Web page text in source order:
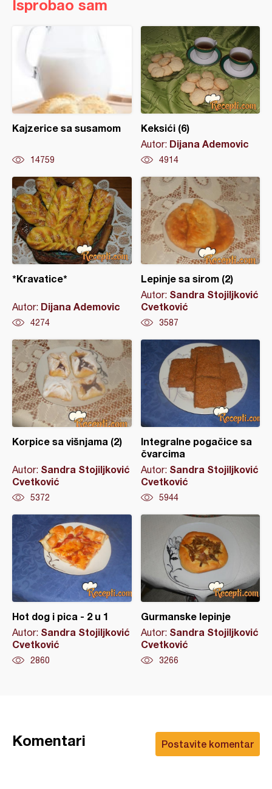
Isprobao sam
Kajzerice sa susamom
14759
Keksići (6)
Autor: Dijana Ademovic
4914
*Kravatice*
Autor: Dijana Ademovic
4274
Lepinje sa sirom (2)
Autor: Sandra Stojiljković
Cvetković
3587
Korpice sa višnjama (2)
Autor: Sandra Stojiljković
Cvetković
5372
Integralne pogačice sa
čvarcima
Autor: Sandra Stojiljković
Cvetković
5944
Hot dog i pica - 2 u 1
Autor: Sandra Stojiljković
Cvetković
2860
Gurmanske lepinje
Autor: Sandra Stojiljković
Cvetković
3266
Postavite komentar
Komentari